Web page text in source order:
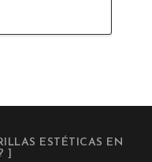
ESTÉTICAS EN
]